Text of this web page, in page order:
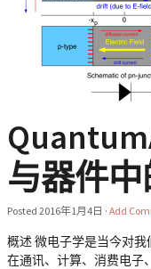
与器件中
Posted 2016年1月4日 · Add
概述 微电子学是当今对
在通讯、计算、消费电子